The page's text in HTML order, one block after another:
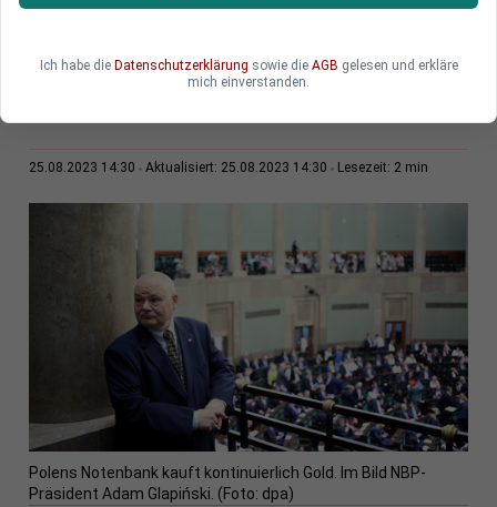
Sicherheitsstrategie.
25.08.2023 14:30 Aktualisiert: 25.08.2023 14:30 Lesezeit: 2 min
Polens Notenbank kauft kontinuierlich Gold. Im Bild NBP-
Präsident Adam Glapiński. (Foto: dpa)
Ich habe die Datenschutzerklärung sowie die AGB gelesen und erkläre
mich einverstanden.